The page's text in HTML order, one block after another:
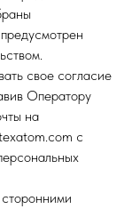
свое согласие
Оператору
на
с